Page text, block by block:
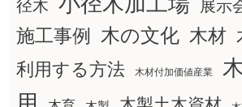
径木
展示
施工事例
木の文化 木材
利用する方法
木材付加価値産業